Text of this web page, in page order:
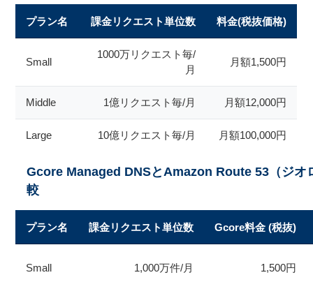
プラン名 課金リクエスト単位数 料金(税抜価格)
Small
1000万リクエスト毎/
月
月額1,500円
Middle 1億リクエスト毎/月 月額12,000円
Large 10億リクエスト毎/月 月額100,000円
Gcore Managed DNSとAmazon Route 53（ジオ
較
プラン名 課金リクエスト単位数 Gcore料金 (税抜)
Small 1,000万件/月 1,500円